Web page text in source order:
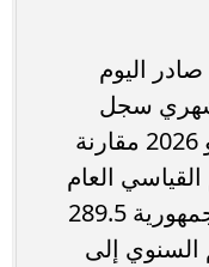
اليوم
سجل
انخفاضًا بنسبة 0.9% خلال يونيو 2026 مقارنة
العام
لأسعار المستهلكين لإجمالي الجمهورية 289.5
السنوي إلى